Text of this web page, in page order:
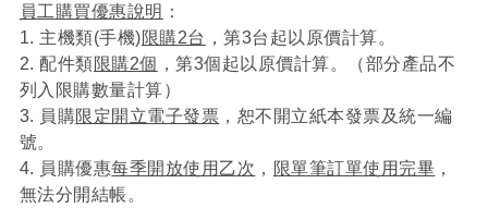
員工購買優惠說明 ：
1. 主機類(手機)限購2台 ，第3台起以原價計算。
2. 配件類限購2個 ，第3個起以原價計算。（部分產品不
列入限購數量計算）
3. 員購限定開立電子發票 ，恕不開立紙本發票及統一編
號。
4. 員購優惠每季開放使用乙次 ， 限單筆訂單使用完畢 ，
無法分開結帳。